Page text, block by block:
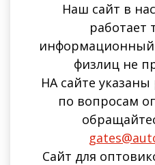
Наш сайт в
работает
информационный
физлиц не
НА сайте
по вопросам
Сайт для